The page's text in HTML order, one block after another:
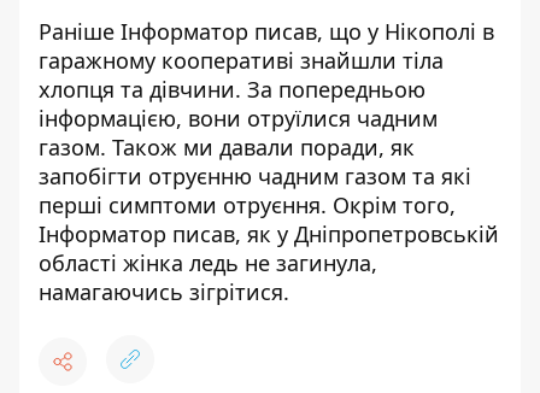
Раніше Інформатор писав, що у Нікополі в
гаражному кооперативі знайшли тіла
хлопця та дівчини. За попередньою
інформацією, вони отруїлися чадним
газом. Також ми давали поради, як
запобігти отруєнню чадним газом та які
перші симптоми отруєння. Окрім того,
Інформатор писав, як у Дніпропетровській
області жінка ледь не загинула,
намагаючись зігрітися.